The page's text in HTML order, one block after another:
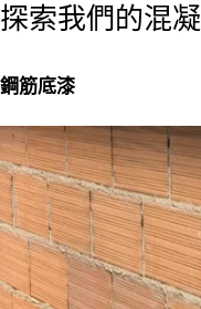
探索我們的混
鋼筋底漆